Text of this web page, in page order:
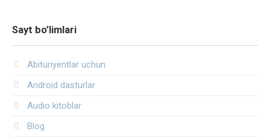
Sayt bo’limlari
Abituriyentlar uchun
Android dasturlar
Audio kitoblar
Blog